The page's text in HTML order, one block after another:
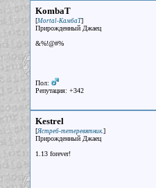
KombaT
[Mortal-КамбаТ]
Прирожденный Джаец
&%!@#%
Пол:
Репутация: +342
Kestrel
[Ястреб-тетеревятник.]
Прирожденный Джаец
1.13 forever!